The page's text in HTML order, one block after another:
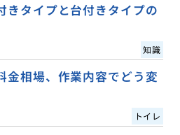
きタイプと台付きタイプの
知識
金相場、作業内容でどう変
トイレ